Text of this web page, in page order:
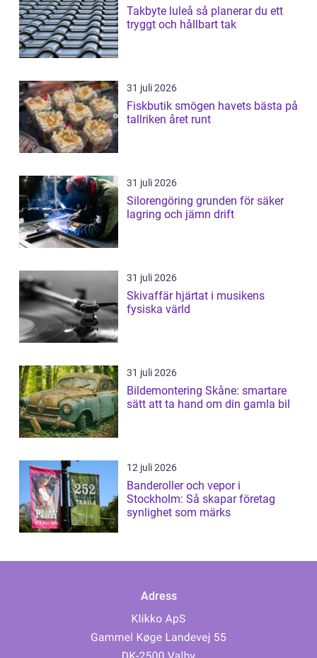
Takbyte luleå så planerar du ett
tryggt och hållbart tak
31 juli 2026
Fiskbutik smögen havets bästa på
tallriken året runt
31 juli 2026
Silorengöring grunden för säker
lagring och jämn drift
31 juli 2026
Skivaffär hjärtat i musikens
fysiska värld
31 juli 2026
Bildemontering Skåne: smartare
sätt att ta hand om din gamla bil
12 juli 2026
Banderoller och vepor i
Stockholm: Så skapar företag
synlighet som märks
Adress